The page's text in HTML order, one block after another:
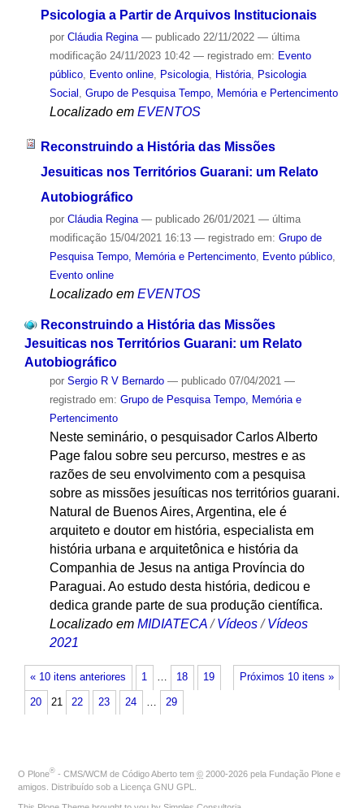
Psicologia a Partir de Arquivos Institucionais
por Cláudia Regina — publicado22/11/2022 — última
modificação24/11/2023 10:42 — registrado em: Evento
público, Evento online, Psicologia, História,
Psicologia
Social
Grupo de Pesquisa Tempo, Memória e Pertencimento
Localizado em EVENTOS
Reconstruindo a História das Missões
Jesuiticas nos Territórios Guarani: um Relato
Autobiográfico
por Cláudia Regina — publicado26/01/2021 — última
modificação15/04/2021 16:13 — registrado em: Grupo de
Pesquisa Tempo, Memória e Pertencimento, Evento público,
Evento online
Localizado em EVENTOS
Reconstruindo a História das Missões
Jesuiticas nos Territórios Guarani: um Relato
Autobiográfico
por Sergio R V Bernardo — publicado07/04/2021 —
registrado em: Grupo de Pesquisa Tempo, Memória e
Pertencimento
Neste seminário, o pesquisador Carlos Alberto
Page falou sobre seu percurso, mestres e as
razões de seu envolvimento com a pesquisa
sobre as missões jesuíticas nos territórios guarani.
Natural de Buenos Aires, Argentina, ele é
arquiteto e doutor em história, especialista em
história urbana e arquitetônica e história da
Companhia de Jesus na antiga Província do
Paraguai. Ao estudo desta história, dedicou e
dedica grande parte de sua produção científica.
Localizado em MIDIATECA /Vídeos /Vídeos
2021
« 10 itens anteriores Próximos 10 itens »
1 … 18 19
20 21 22 23 24 … 29
O Plone® - CMS/WCM de Código Aberto tem © 2000-2026 pela Fundação Plone e
amigos. Distribuído sob a Licença GNU GPL